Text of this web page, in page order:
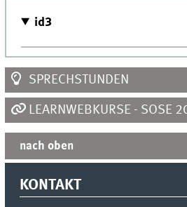
id3
SPRECHSTUNDEN
LEARNWEBKURSE - SOSE
nach oben
KONTAKT